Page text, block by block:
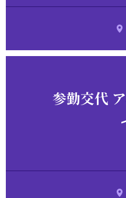
参勤交代